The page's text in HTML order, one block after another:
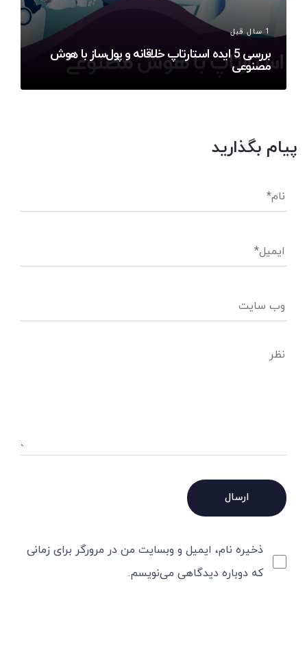
1 سال قبل
بررسی 5 ایده استارتاپ خلاقانه و پول‌ساز با هوش
مصنوعی
پیام بگذارید
ذخیره نام، ایمیل و وبسایت من در مرورگر برای زمانی
که دوباره دیدگاهی می‌نویسم.